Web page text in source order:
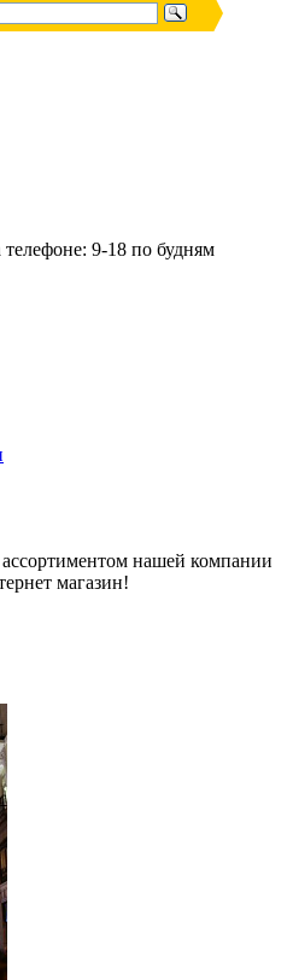
9-18 по будням
нашей компании
магазин!